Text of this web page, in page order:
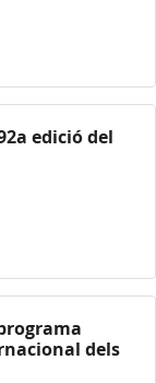
edició del
dels